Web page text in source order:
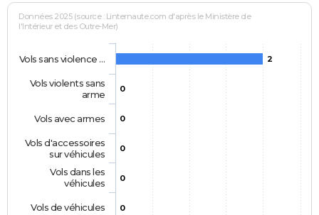
Données 2025 (source : Linternaute.com d'après le Ministère de
l'Intérieur et des Outre-Mer)
2
0
0
0
0
0
Vols sans violence …
Vols violents sans
arme
Vols avec armes
Vols d'accessoires
sur véhicules
Vols dans les
véhicules
Vols de véhicules